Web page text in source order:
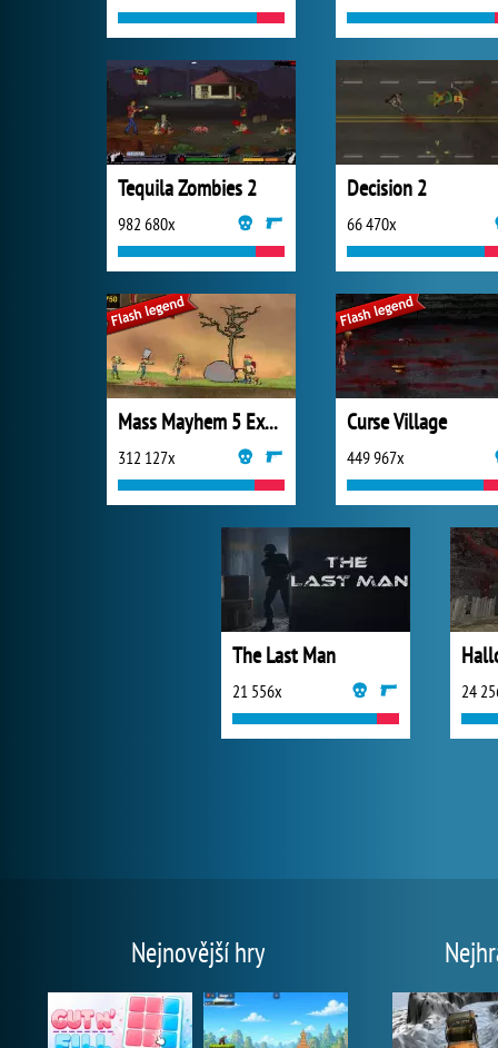
Tequila Zombies 2
982 680x
Decision 2
66 470x
Mass Mayhem 5 Expansion
312 127x
Curse Village
449 967x
The Last Man
21 556x 24
Nejnovější hry